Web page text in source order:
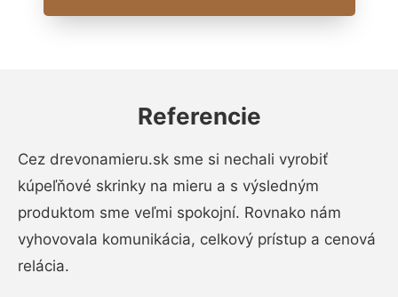
Referencie
Cez drevonamieru.sk sme si nechali vyrobiť
kúpeľňové skrinky na mieru a s výsledným
produktom sme veľmi spokojní. Rovnako nám
vyhovovala komunikácia, celkový prístup a cenová
relácia.